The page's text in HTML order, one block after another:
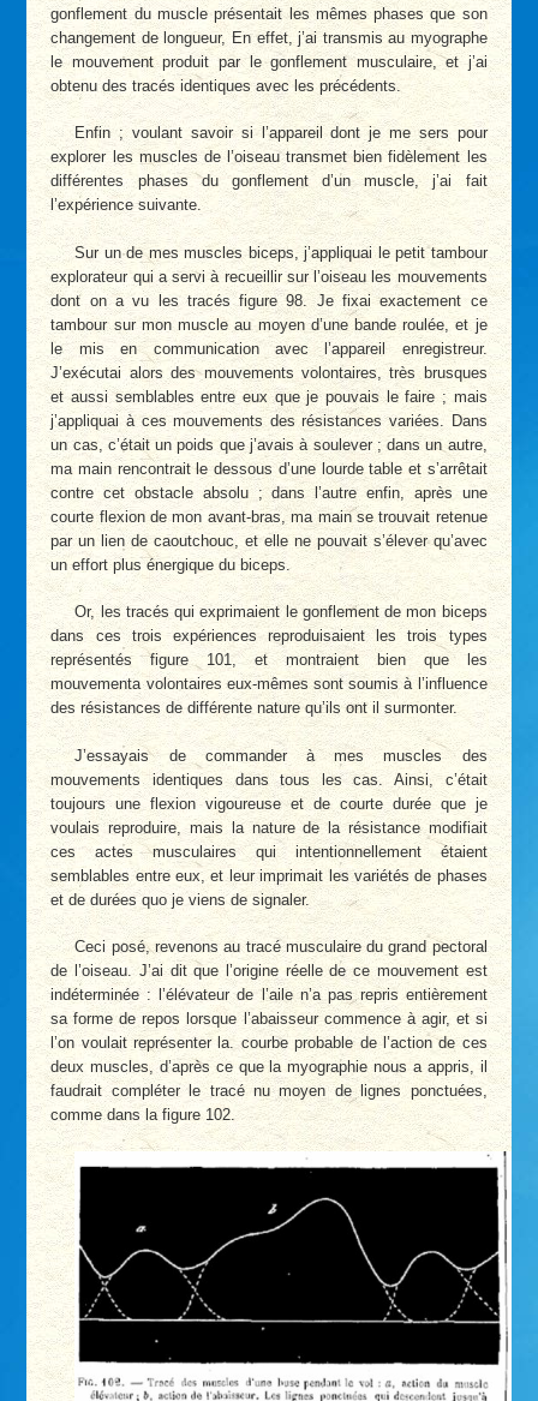
gonflement du muscle présentait les mêmes phases que son
changement de longueur, En effet, j’ai transmis au myographe
le mouvement produit par le gonflement musculaire, et j’ai
obtenu des tracés identiques avec les précédents.
Enfin ; voulant savoir si l’appareil dont je me sers pour
explorer les muscles de l’oiseau transmet bien fidèlement les
différentes phases du gonflement d’un muscle, j’ai fait
l’expérience suivante.
Sur un de mes muscles biceps, j’appliquai le petit tambour
explorateur qui a servi à recueillir sur l’oiseau les mouvements
dont on a vu les tracés figure 98. Je fixai exactement ce
tambour sur mon muscle au moyen d’une bande roulée, et je
le mis en communication avec l’appareil enregistreur.
J’exécutai alors des mouvements volontaires, très brusques
et aussi semblables entre eux que je pouvais le faire ; mais
j’appliquai à ces mouvements des résistances variées. Dans
un cas, c’était un poids que j’avais à soulever ; dans un autre,
ma main rencontrait le dessous d’une lourde table et s’arrêtait
contre cet obstacle absolu ; dans l’autre enfin, après une
courte flexion de mon avant-bras, ma main se trouvait retenue
par un lien de caoutchouc, et elle ne pouvait s’élever qu’avec
un effort plus énergique du biceps.
Or, les tracés qui exprimaient le gonflement de mon biceps
dans ces trois expériences reproduisaient les trois types
représentés figure 101, et montraient bien que les
mouvementa volontaires eux-mêmes sont soumis à l’influence
des résistances de différente nature qu’ils ont il surmonter.
J’essayais de commander à mes muscles des
mouvements identiques dans tous les cas. Ainsi, c’était
toujours une flexion vigoureuse et de courte durée que je
voulais reproduire, mais la nature de la résistance modifiait
ces actes musculaires qui intentionnellement étaient
semblables entre eux, et leur imprimait les variétés de phases
et de durées quo je viens de signaler.
Ceci posé, revenons au tracé musculaire du grand pectoral
de l’oiseau. J’ai dit que l’origine réelle de ce mouvement est
indéterminée : l’élévateur de l’aile n’a pas repris entièrement
sa forme de repos lorsque l’abaisseur commence à agir, et si
l’on voulait représenter la. courbe probable de l’action de ces
deux muscles, d’après ce que la myographie nous a appris, il
faudrait compléter le tracé nu moyen de lignes ponctuées,
comme dans la figure 102.